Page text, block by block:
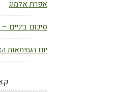
אפרת אלמוג
סיכום ביניים – 10 שנים לבלוג
יום העצמאות